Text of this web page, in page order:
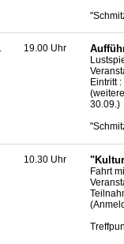
19.00 Uhr
Eintritt
30.09.)
10.30 Uhr
Fahrt